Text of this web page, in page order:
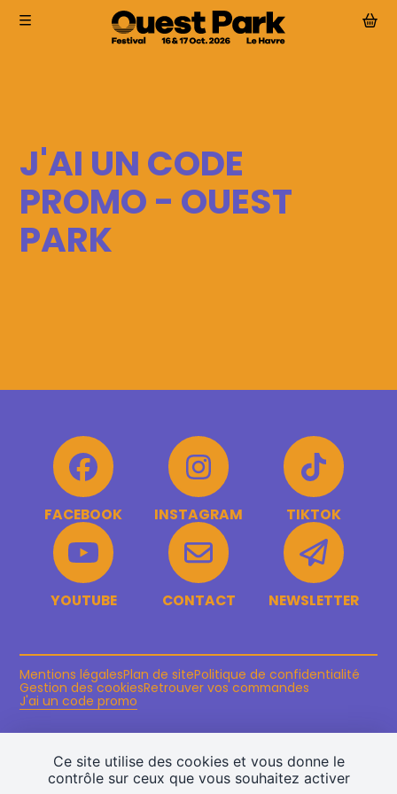
Ce site utilise des cookies et vous donne le
contrôle sur ceux que vous souhaitez activer
Aller au contenu principal
J'AI UN CODE
PROMO - OUEST
PARK
FACEBOOK INSTAGRAM TIKTOK
YOUTUBE CONTACT NEWSLETTER
Mentions légalesPlan de sitePolitique de confidentialité
Gestion des cookiesRetrouver vos commandes
J'ai un code promo
Le festival
Programmation
Billetterie
Accès et Infos Pratiques
Facebook
Instagram
TikTok
Youtube
Contact
Newsletter